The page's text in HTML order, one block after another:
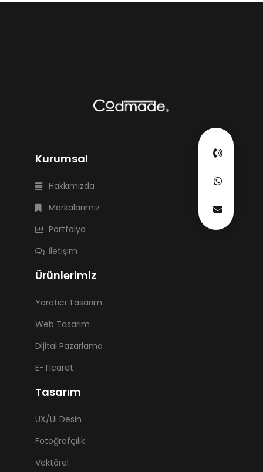
Kurumsal
Hakkımızda
Markalarımız
Portfolyo
İletişim
Ürünlerimiz
Yaratıcı Tasarım
Web Tasarım
Dijital Pazarlama
E-Ticaret
Tasarım
UX/Ui Desin
Fotoğrafçılık
Vektörel